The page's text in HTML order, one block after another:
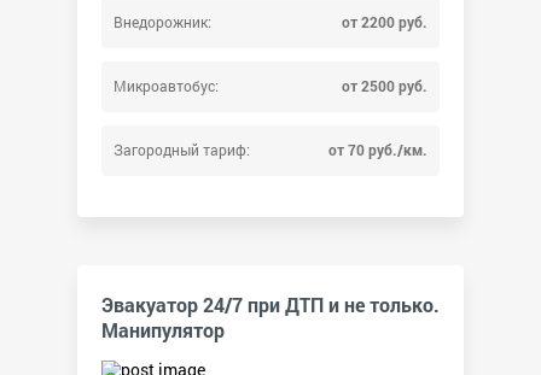
Внедорожник: от 2200 руб.
Микроавтобус: от 2500 руб.
Загородный тариф: от 70 руб./км.
Эвакуатор 24/7 при ДТП и не только.
Манипулятор